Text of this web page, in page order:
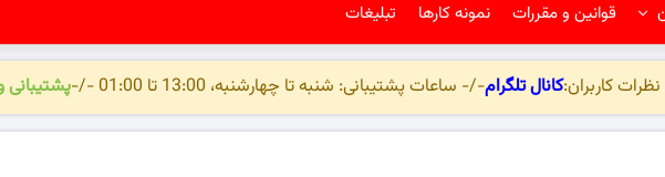
قوانین و مقررات نمونه کارها تبلیغات
کاربران:کانال تلگرام-/- ساعات پشتیبانی: شنبه تا چهارشنبه، 13:00 تا 01:00 -/-